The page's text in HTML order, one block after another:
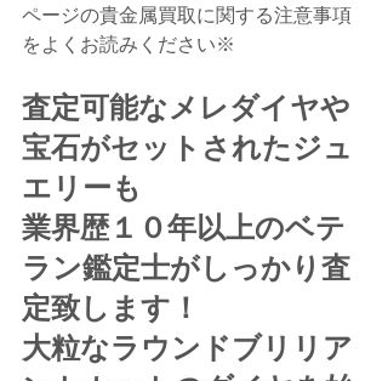
ページの貴金属買取に関する注意事項
をよくお読みください※
査定可能なメレダイヤや
宝石がセットされたジュ
エリーも
業界歴１０年以上のベテ
ラン鑑定士がしっかり査
定致します！
大粒なラウンドブリリア